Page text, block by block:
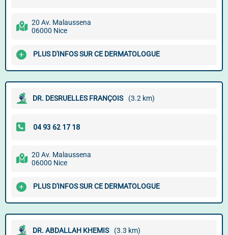
20 Av. Malaussena
06000 Nice
PLUS D'INFOS SUR CE DERMATOLOGUE
DR. DESRUELLES FRANÇOIS (3.2 km)
20 Av. Malaussena
06000 Nice
PLUS D'INFOS SUR CE DERMATOLOGUE
DR. ABDALLAH KHEMIS (3.3 km)